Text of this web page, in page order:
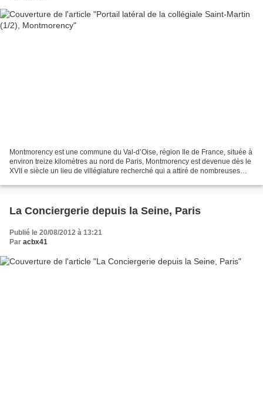
Montmorency est une commune du Val-d’Oise, région Ile de France, située à
environ treize kilomètres au nord de Paris, Montmorency est devenue dès le
XVII e siècle un lieu de villégiature recherché qui a attiré de nombreuses
La Conciergerie depuis la Seine, Paris
Publié le 20/08/2012 à 13:21
Par acbx41